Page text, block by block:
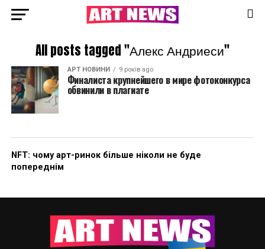
All posts tagged "Алекс Андриеси"
АРТ НОВИНИ 9 років ago
Финалиста крупнейшего в мире фотоконкурса
обвинили в плагиате
NFT: чому арт-ринок більше ніколи не буде
попереднім